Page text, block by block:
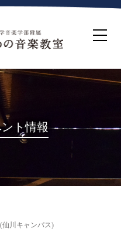
ついて
介
革
理由
コラム
問
ト情報
仙川キャンパス)